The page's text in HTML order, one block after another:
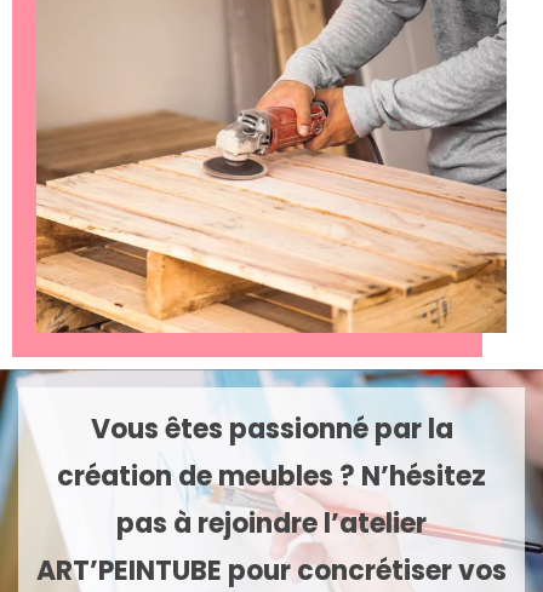
Vous êtes passionné par la
création de meubles ? N’hésitez
pas à rejoindre l’atelier
ART’PEINTUBE pour concrétiser vos